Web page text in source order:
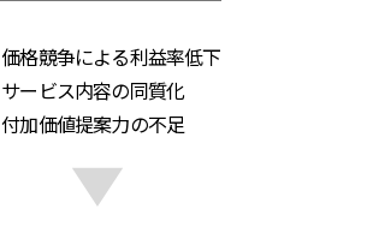
価格競争による利益率低下
サービス内容の同質化
付加価値提案力の不足